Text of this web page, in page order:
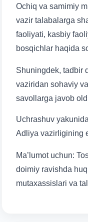
Ochiq va samimiy
vazir talabalarga
faoliyati, kasbiy
bosqichlar haqida
Shuningdek, tadbir
vaziridan sohaviy
savollarga javob
Uchrashuv
Adliya vazirligining
Ma’lumot uchun:
doimiy ravishda
mutaxassislari va